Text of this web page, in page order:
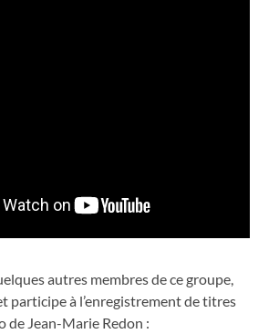
autres membres de ce groupe,
participe à l’enregistrement de titres
de Jean-Marie Redon :